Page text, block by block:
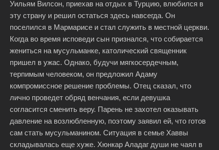
Уильям Вилсон, приехав на отдых в Турцию, влюбился в
эту страну и решил остаться здесь навсегда. Он
поселился в Мармарисе и стал служить в местной церкви.
Когда во время исповеди сын признался, что собирается
жениться на мусульманке, католический священник
пришел в ужас. Однако, будучи мягкосердечным,
терпимым человеком, он предложил Адаму
компромиссное решение проблемы. Отец сказал, что
лично проведет обряд венчания, если девушка
согласится сменить веру. Парень не захотел оказывать
давление на возлюбленную, поэтому заявил ей, что готов
сам стать мусульманином. Ситуация в семье Хаввы
складывалась еще хуже. Хюнкар Аладаг души не чаял в